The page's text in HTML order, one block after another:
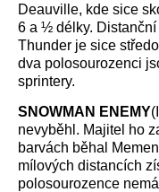
Deauville, kde sice
6 a ½ délky.
Thunder je sice
dva polosourozenci
sprintery.
SNOWMAN ENEMY
nevyběhl. Majitel ho
barvách běhal
mílových distancích
polosourozence